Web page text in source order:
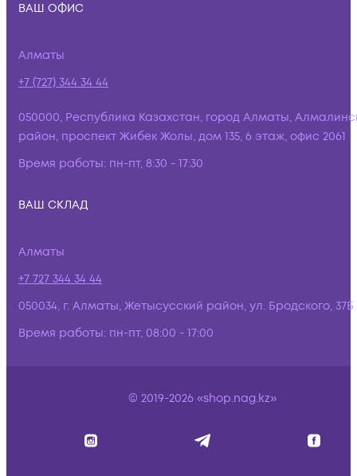
ВАШ ОФИС
Алматы
+7 (727) 344 34 44
050000, Республика Казахстан, город Алматы,
район, проспект Жибек Жолы, дом 135, 6 этаж, офис 2061
Время работы: пн-пт, 8:30 - 17:30
ВАШ СКЛАД
Алматы
+7 727 344 34 44
050034, г. Алматы, Жетысусский район, ул. Бродского, 37Б
Время работы: пн-пт, 08:00 - 17:00
© 2019-2026 «shop.nag.kz»